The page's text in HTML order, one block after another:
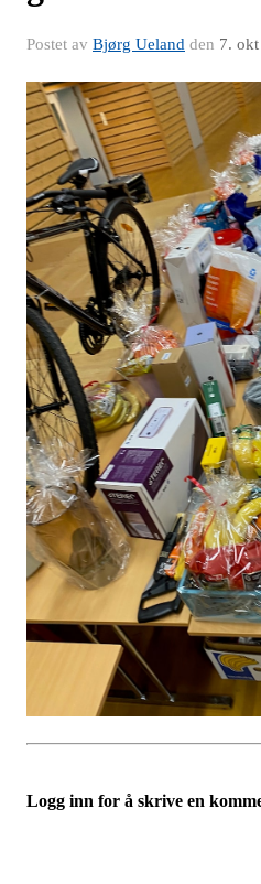
Postet av Bjørg Ueland den 7. okt
Logg inn for å skrive en